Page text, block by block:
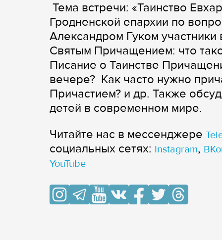
Тема встречи: «Таинство
Гродненской епархии по
Александром Гуком
Святым Причащением: что
Писание о Таинстве
вечере? Как часто нужно
Причастием? и др. Также
детей в современном мире.
Читайте нас в мессенджере
cоциальных сетях: Instagram,
YouTube